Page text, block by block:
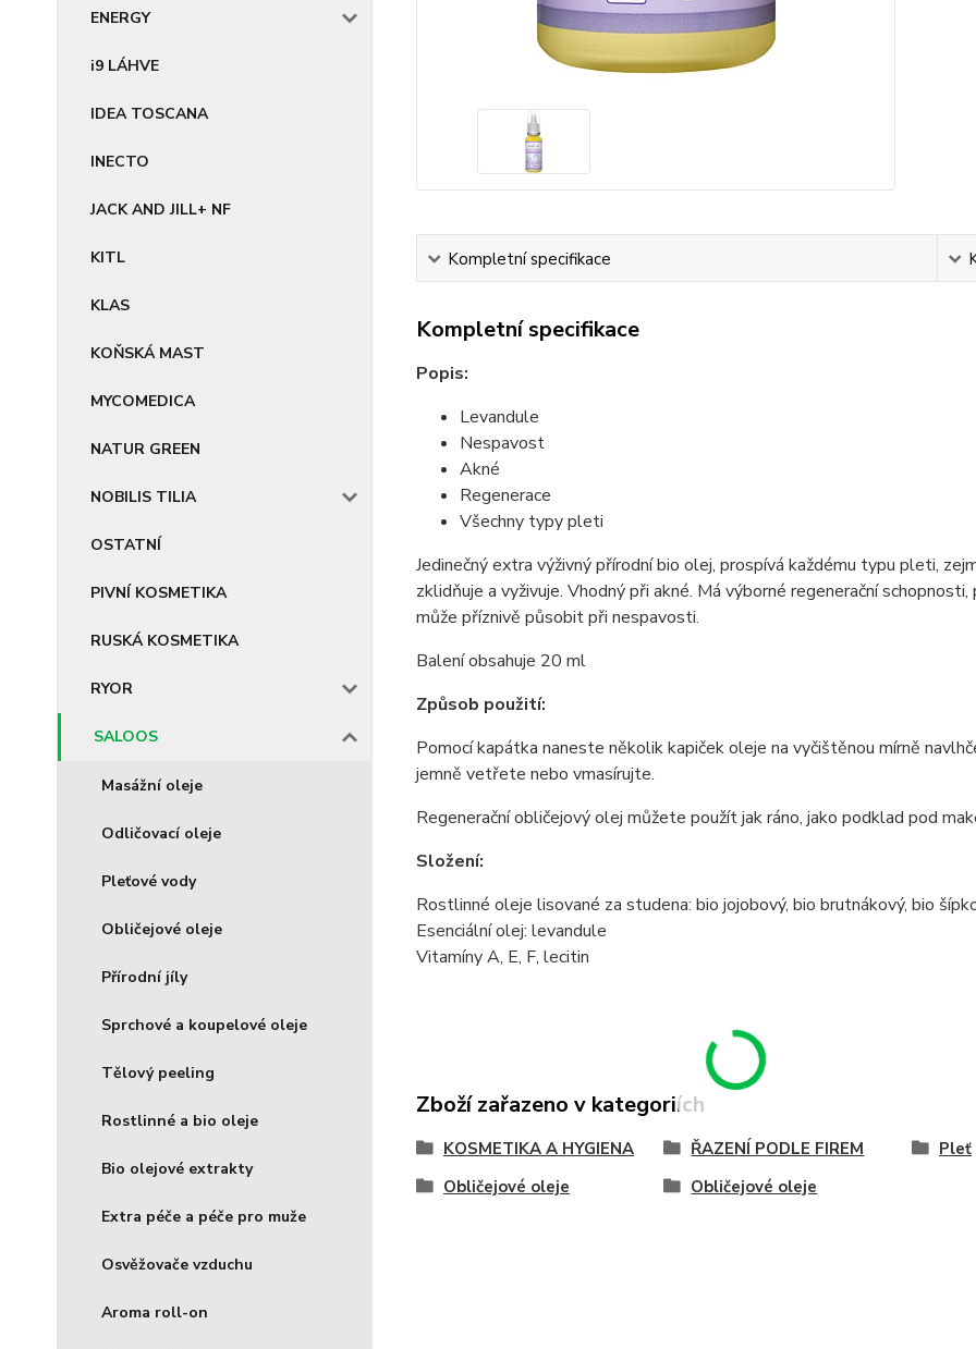
ENERGY
i9 LÁHVE
IDEA TOSCANA
INECTO
JACK AND JILL+ NF
KITL
KLAS
KOŇSKÁ MAST
MYCOMEDICA
NATUR GREEN
NOBILIS TILIA
OSTATNÍ
PIVNÍ KOSMETIKA
RUSKÁ KOSMETIKA
RYOR
SALOOS
Masážní oleje
Odličovací oleje
Pleťové vody
Obličejové oleje
Přírodní jíly
Sprchové a koupelové oleje
Tělový peeling
Rostlinné a bio oleje
Bio olejové extrakty
Extra péče a péče pro muže
Osvěžovače vzduchu
Aroma roll-on
Kompletní specifikace
Kompletní specifikace
Popis:
Levandule
Nespavost
Akné
Regenerace
Všechny typy pleti
Jedinečný extra výživný přírodní bio olej, prospívá každému typu pleti,
zklidňuje a vyživuje. Vhodný při akné. Má výborné regenerační
může příznivě působit při nespavosti.
Balení obsahuje 20 ml
Způsob použití:
Pomocí kapátka naneste několik kapiček oleje na vyčištěnou mírně
jemně vetřete nebo vmasírujte.
Regenerační obličejový olej můžete použít jak ráno, jako podklad pod
Složení:
Rostlinné oleje lisované za studena: bio jojobový, bio brutnákový, bio
Esenciální olej: levandule
Vitamíny A, E, F, lecitin
Zboží zařazeno v kategoriích
KOSMETIKA A HYGIENA ŘAZENÍ PODLE FIREM Pleť
Obličejové oleje
Obličejové oleje